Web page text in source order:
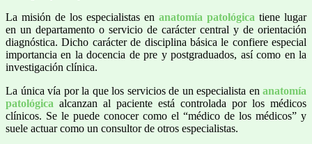
La misión de los especialistas en anatomía patológica tiene lugar
en un departamento o servicio de carácter central y de orientación
diagnóstica. Dicho carácter de disciplina básica le confiere especial
importancia en la docencia de pre y postgraduados, así como en la
investigación clínica.
La única vía por la que los servicios de un especialista en anatomía
patológica alcanzan al paciente está controlada por los médicos
clínicos. Se le puede conocer como el “médico de los médicos” y
suele actuar como un consultor de otros especialistas.